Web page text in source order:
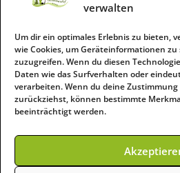
verwalten
Um dir ein optimales Erlebnis zu bieten,
wie Cookies, um Geräteinformationen
zuzugreifen. Wenn du diesen
Daten wie das Surfverhalten oder
verarbeiten. Wenn du deine
zurückziehst, können bestimmte
beeinträchtigt werden.
h Impressum